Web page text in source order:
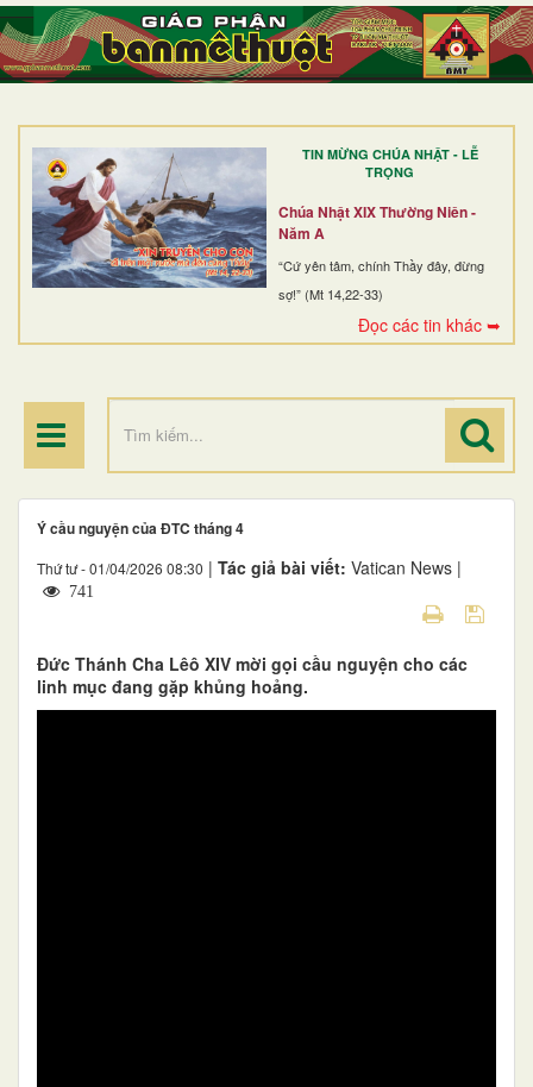
TIN MỪNG CHÚA NHẬT - LỄ
TRỌNG
Chúa Nhật XIX Thường Niên -
Năm A
“Cứ yên tâm, chính Thầy đây, đừng
sợ!” (Mt 14,22-33)
Đọc các tin khác ➥
TRANG NHẤT
GIỚI THIỆU
DÒNG TU
BAN MỤC VỤ
ĐOÀN THỂ CG
ĐIỂM HÀNH HƯƠNG
Ý cầu nguyện của ĐTC tháng 4
Thứ tư - 01/04/2026 08:30 | Tác giả bài viết: Vatican News |
741
Đức Thánh Cha Lêô XIV mời gọi cầu nguyện cho các
linh mục đang gặp khủng hoảng.